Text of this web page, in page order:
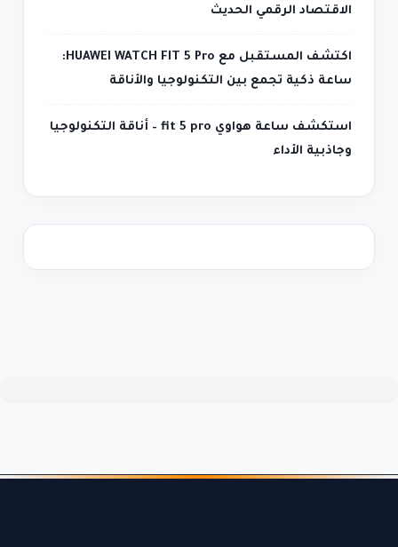
الاقتصاد الرقمي الحديث
اكتشف المستقبل مع HUAWEI WATCH FIT 5 Pro:
ساعة ذكية تجمع بين التكنولوجيا والأناقة
استكشف ساعة هواوي fit 5 pro – أناقة التكنولوجيا
وجاذبية الأداء